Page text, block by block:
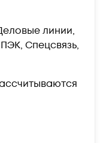
линии,
Спецсвязь,